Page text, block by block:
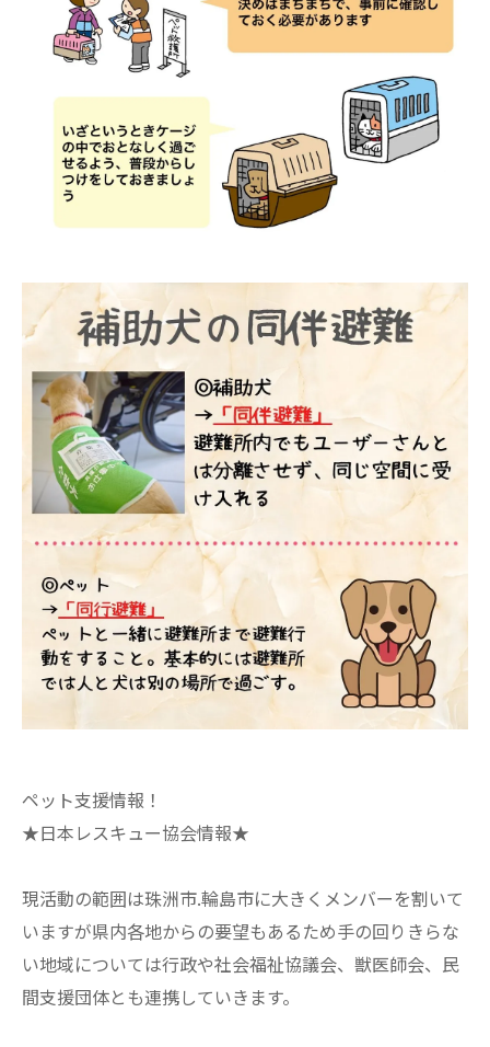
ペット支援情報！
★日本レスキュー協会情報★
現活動の範囲は珠洲市.輪島市に大きくメンバーを割いて
いますが県内各地からの要望もあるため手の回りきらな
い地域については行政や社会福祉協議会、獣医師会、民
間支援団体とも連携していきます。